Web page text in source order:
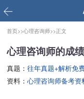
首页>>心理咨询师>>正文
心理咨询师的成
真题： 往年真题+解析免
资料： 心理咨询师备考